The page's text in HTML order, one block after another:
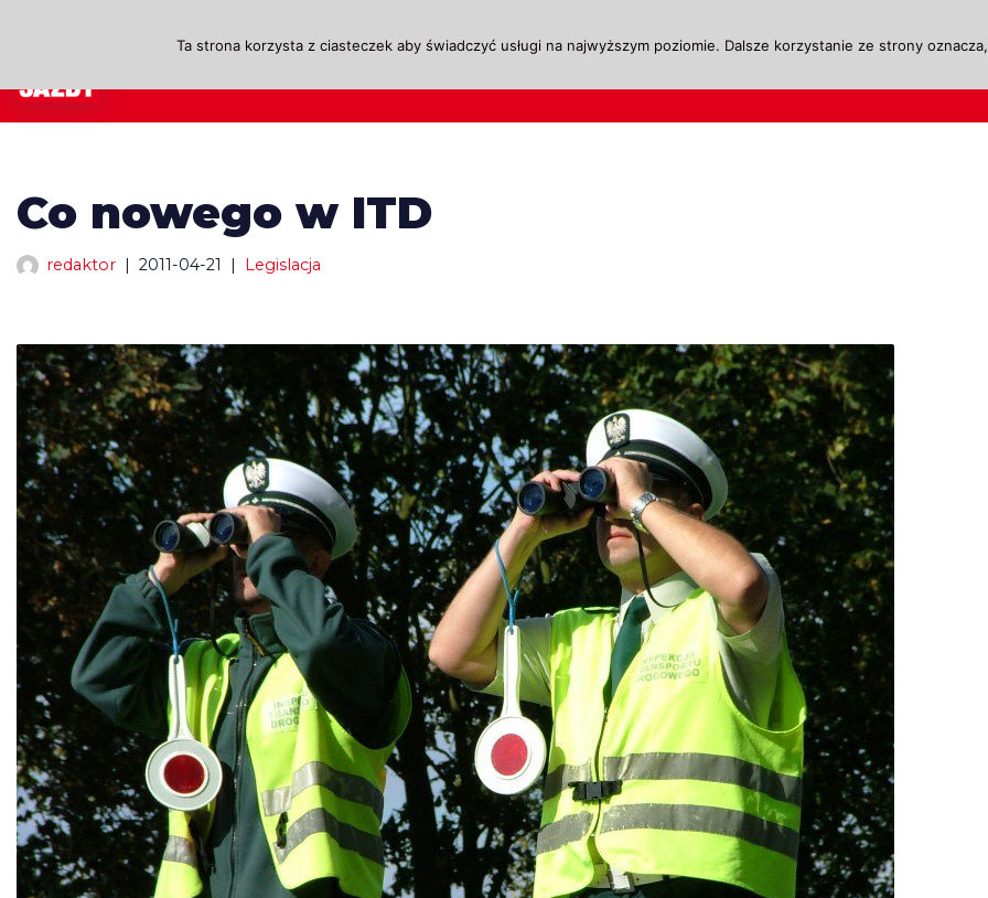
do
treści
Co nowego w ITD
redaktor 2011-04-21 Legislacja
Ta strona korzysta z ciasteczek aby świadczyć usługi na najwyższym poziomie. Dalsze korzystanie ze strony